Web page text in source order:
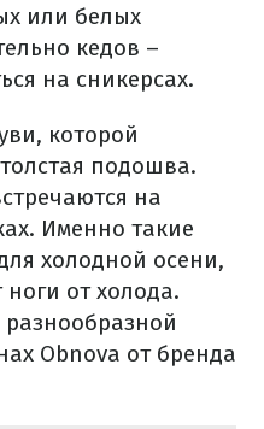
или белых
кедов –
на сникерсах.
которой
подошва.
на
Именно такие
холодной осени,
от холода.
Obnova от бренда